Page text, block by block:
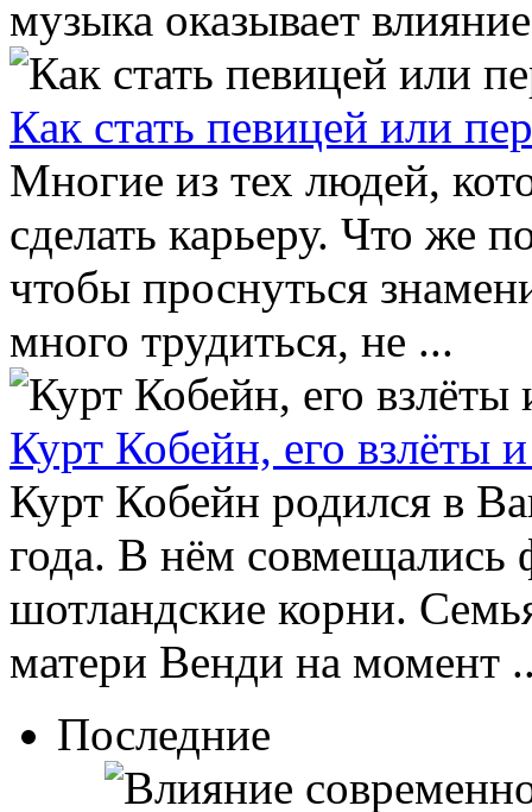
музыка оказывает
Как стать певицей или
Многие из тех людей,
сделать карьеру. Что же
чтобы проснуться
много трудиться, не ...
Курт Кобейн, его взлёты
Курт Кобейн родился в
года. В нём совмещались
шотландские корни.
матери Венди на момент
Последние